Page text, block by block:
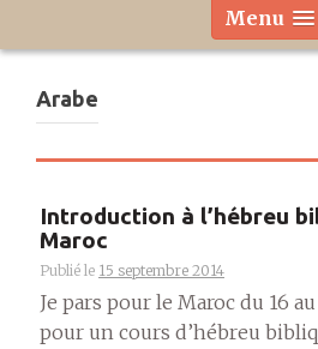
Menu
Arabe
Introduction à l’hébreu
Maroc
Publié le 15 septembre 2014
Je pars pour le Maroc du 16
pour un cours d’hébreu